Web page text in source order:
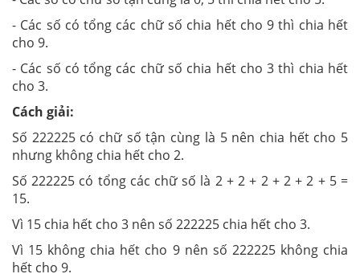
- Các số có tổng các chữ số chia hết cho 9 thì chia hết
cho 9.
- Các số có tổng các chữ số chia hết cho 3 thì chia hết
cho 3.
Cách giải:
Số 222225 có chữ số tận cùng là 5 nên chia hết cho 5
nhưng không chia hết cho 2.
Số 222225 có tổng các chữ số là 2 + 2 + 2 + 2 + 2 + 5 =
15.
Vì 15 chia hết cho 3 nên số 222225 chia hết cho 3.
Vì 15 không chia hết cho 9 nên số 222225 không chia
hết cho 9.